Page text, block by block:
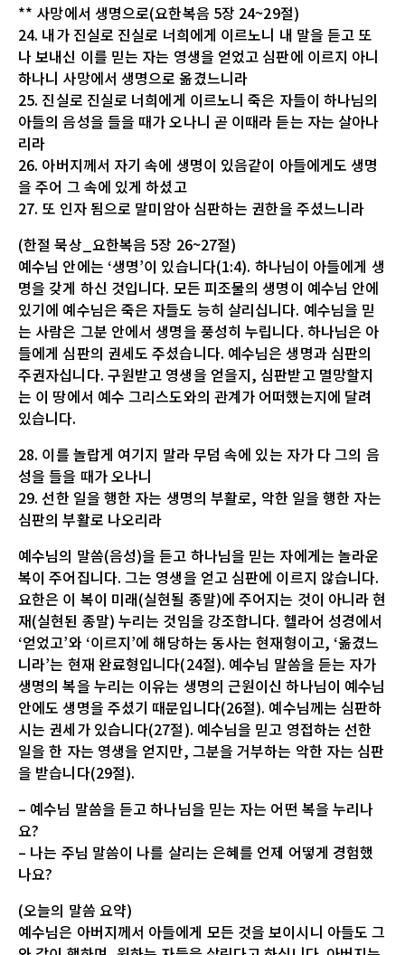
** 사망에서 생명으로(요한복음 5장 24~29절)
24. 내가 진실로 진실로 너희에게 이르노니 내 말을 듣고 또
나 보내신 이를 믿는 자는 영생을 얻었고 심판에 이르지 아니
하나니 사망에서 생명으로 옮겼느니라
25. 진실로 진실로 너희에게 이르노니 죽은 자들이 하나님의
아들의 음성을 들을 때가 오나니 곧 이때라 듣는 자는 살아나
리라
26. 아버지께서 자기 속에 생명이 있음같이 아들에게도 생명
을 주어 그 속에 있게 하셨고
27. 또 인자 됨으로 말미암아 심판하는 권한을 주셨느니라
(한절 묵상_요한복음 5장 26~27절)
예수님 안에는 ‘생명’이 있습니다(1:4). 하나님이 아들에게 생
명을 갖게 하신 것입니다. 모든 피조물의 생명이 예수님 안에
있기에 예수님은 죽은 자들도 능히 살리십니다. 예수님을 믿
는 사람은 그분 안에서 생명을 풍성히 누립니다. 하나님은 아
들에게 심판의 권세도 주셨습니다. 예수님은 생명과 심판의
주권자십니다. 구원받고 영생을 얻을지, 심판받고 멸망할지
는 이 땅에서 예수 그리스도와의 관계가 어떠했는지에 달려
있습니다.
28. 이를 놀랍게 여기지 말라 무덤 속에 있는 자가 다 그의 음
성을 들을 때가 오나니
29. 선한 일을 행한 자는 생명의 부활로, 악한 일을 행한 자는
심판의 부활로 나오리라
예수님의 말씀(음성)을 듣고 하나님을 믿는 자에게는 놀라운
복이 주어집니다. 그는 영생을 얻고 심판에 이르지 않습니다.
요한은 이 복이 미래(실현될 종말)에 주어지는 것이 아니라 현
재(실현된 종말) 누리는 것임을 강조합니다. 헬라어 성경에서
‘얻었고’와 ‘이르지’에 해당하는 동사는 현재형이고, ‘옮겼느
니라’는 현재 완료형입니다(24절). 예수님 말씀을 듣는 자가
생명의 복을 누리는 이유는 생명의 근원이신 하나님이 예수님
안에도 생명을 주셨기 때문입니다(26절). 예수님께는 심판하
시는 권세가 있습니다(27절). 예수님을 믿고 영접하는 선한
일을 한 자는 영생을 얻지만, 그분을 거부하는 악한 자는 심판
을 받습니다(29절).
– 예수님 말씀을 듣고 하나님을 믿는 자는 어떤 복을 누리나
요?
– 나는 주님 말씀이 나를 살리는 은혜를 언제 어떻게 경험했
나요?
(오늘의 말씀 요약)
예수님은 아버지께서 아들에게 모든 것을 보이시니 아들도 그